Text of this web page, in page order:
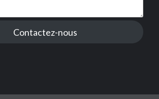
Contactez-nous